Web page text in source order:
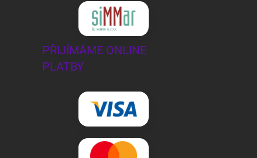
PŘIJÍMÁME ONLINE
PLATBY